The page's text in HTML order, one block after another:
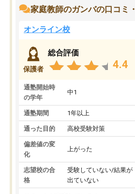
家庭教師のガンバの口コミ
オンライン校
保護者
総合評価
4.4
通塾開始時
の学年
中1
通塾期間 1年以上
通った目的 高校受験対策
偏差値の変
化
上がった
志望校の合
格
受験していない/結果が
出ていない